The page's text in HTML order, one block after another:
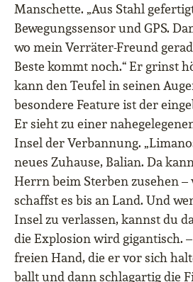
Manschette. „Aus Stahl
Bewegungssensor und GPS.
wo mein Verräter-Freund
Beste kommt noch.“ Er grinst
kann den Teufel in seinen
besondere Feature ist der
Er sieht zu einer
Insel der Verbannung.
neues Zuhause, Balian. Da
Herrn beim Sterben zusehen –
schaffst es bis an Land. Und
Insel zu verlassen, kannst du
die Explosion wird gigantisch.
freien Hand, die er vor sich
ballt und dann schlagartig die